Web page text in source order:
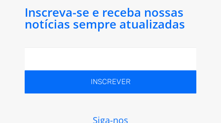
Inscreva-se e receba nossas
notícias sempre atualizadas
INSCREVER
Siga-nos